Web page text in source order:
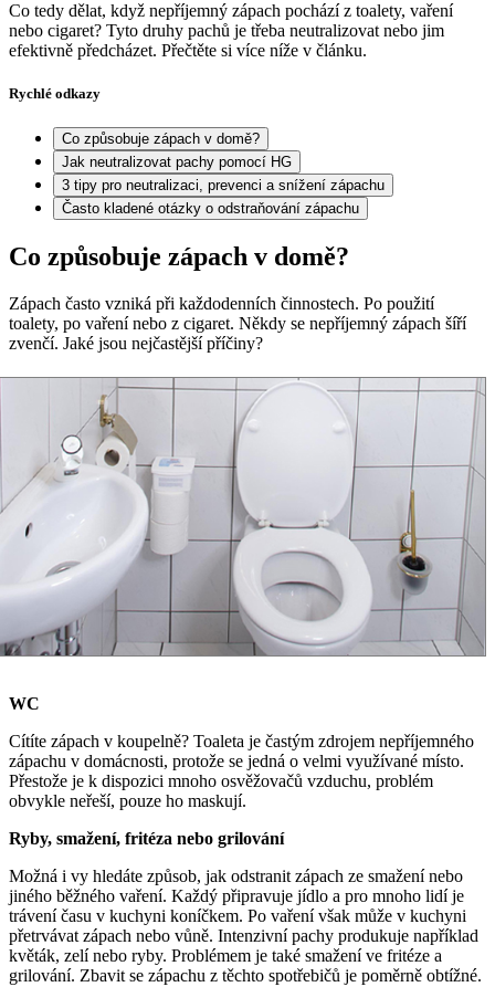
Co tedy dělat, když nepříjemný zápach pochází z toalety, vaření
nebo cigaret? Tyto druhy pachů je třeba neutralizovat nebo jim
efektivně předcházet. Přečtěte si více níže v článku.
Rychlé odkazy
Co způsobuje zápach v domě?
Jak neutralizovat pachy pomocí HG
3 tipy pro neutralizaci, prevenci a snížení zápachu
Často kladené otázky o odstraňování zápachu
Co způsobuje zápach v domě?
Zápach často vzniká při každodenních činnostech. Po použití
toalety, po vaření nebo z cigaret. Někdy se nepříjemný zápach šíří
zvenčí. Jaké jsou nejčastější příčiny?
WC
Cítíte zápach v koupelně? Toaleta je častým zdrojem nepříjemného
zápachu v domácnosti, protože se jedná o velmi využívané místo.
Přestože je k dispozici mnoho osvěžovačů vzduchu, problém
obvykle neřeší, pouze ho maskují.
Ryby, smažení, fritéza nebo grilování
Možná i vy hledáte způsob, jak odstranit zápach ze smažení nebo
jiného běžného vaření. Každý připravuje jídlo a pro mnoho lidí je
trávení času v kuchyni koníčkem. Po vaření však může v kuchyni
přetrvávat zápach nebo vůně. Intenzivní pachy produkuje například
květák, zelí nebo ryby. Problémem je také smažení ve fritéze a
grilování. Zbavit se zápachu z těchto spotřebičů je poměrně obtížné.